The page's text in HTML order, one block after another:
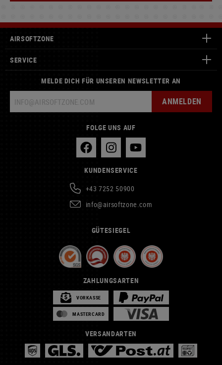
AIRSOFTZONE
SERVICE
MELDE DICH FÜR UNSEREN NEWSLETTER AN
ANMELDEN
FOLGE UNS AUF
KUNDENSERVICE
+43 7252 50900
info@airsoftzone.com
GÜTESIEGEL
ZAHLUNGSARTEN
VORKASSE
MASTERCARD
VERSANDARTEN